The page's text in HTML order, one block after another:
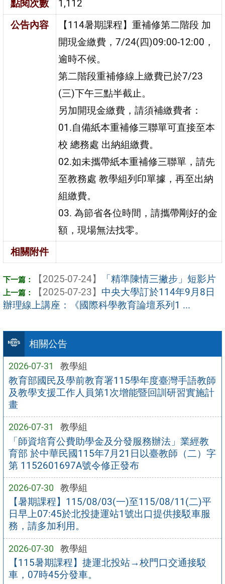
相關公告
2026-07-31 教學組
教育部國民及學前教育署115學年度臺灣手語教師
及教學支援工作人員第1次增能暨回訓研習實施計
畫
2026-07-31 教學組
「師資培育公費助學金及分發服務辦法」業經教
育部 於中華民國115年7月21日以臺教師（二）字
第 1152601697A號令修正發布
2026-07-30 教學組
【暑期課程】115/08/03(一)至115/08/11(二)平
日早上07:45於北投捷運站1號出口提供接駁車服
務，請多加利用。
2026-07-30 教學組
【115暑期課程】捷運北投站→校門口交通接駁
車，07時45分發車。
點閱次數
1,112
公告內容
【114暑期課程】重補修第二階段 加
開現金繳費，7/24(四)09:00-12:00，
逾時不候。
第二階段重補修線上繳費已於7/23
(三)下午三點半截止。
另加開現金繳費，請須補繳費者：
01.自備紙本重補修三聯單可直接至本
校 總務處 出納組繳費。
02.如未攜帶紙本重補修三聯單，請先
至教務處 教學組列印單據，再至出納
組繳費。
03. 為節省各位時間，請攜帶剛好的金
額，現場無法找零。
相關附件
【2025-07-24】
「精準陳情三撇步」短影片
【2025-07-23】 中央大學訂於114年9月8日
辦理線上講座：《國際科學教育論壇系列1 ...